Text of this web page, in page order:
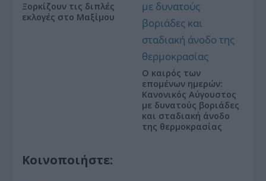
Ξορκίζουν τις διπλές
εκλογές στο Μαξίμου
Ο καιρός των
επομένων ημερών:
Κανονικός Αύγουστος
με δυνατούς βοριάδες
και σταδιακή άνοδο
της θερμοκρασίας
Κοινοποιήστε: